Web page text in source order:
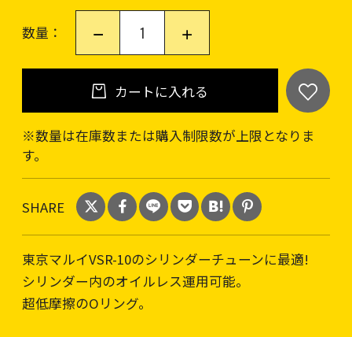
数量：
カートに入れる
※数量は在庫数または購入制限数が上限となりま
す。
SHARE
東京マルイVSR-10のシリンダーチューンに最適!
シリンダー内のオイルレス運用可能。
超低摩擦のOリング。